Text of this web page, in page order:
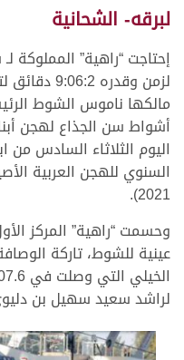
لبرقه- الشحانية
إحتاجت “راهية” المملوكة
لزمن
مالكها ناموس الشوط
أشواط سن الجذاع لهجن
السنوي للهجن العربية
2021).
وحسمت “راهية” المركز
عينية للشوط، تاركة
لراشد سعيد سهيل بن دليوي التي